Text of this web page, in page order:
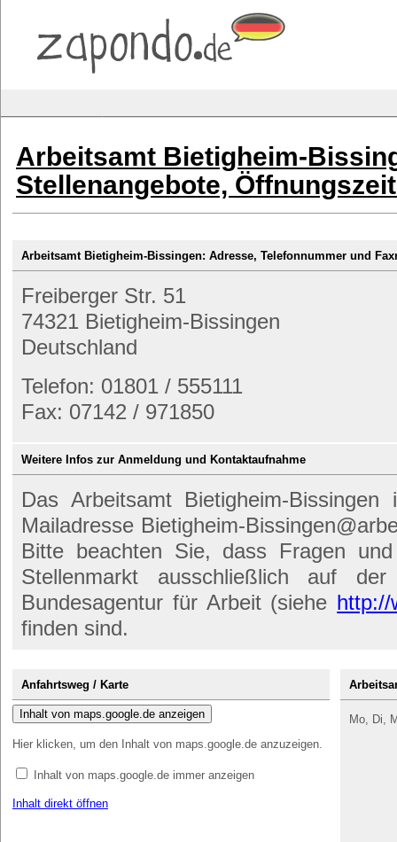
Arbeitsamt Bietigheim-
Stellenangebote,
Arbeitsamt Bietigheim-Bissingen: Adresse, Telefonnummer und
Freiberger Str. 51
74321 Bietigheim-Bissingen
Deutschland
Telefon: 01801 / 555111
Fax: 07142 / 971850
Weitere Infos zur Anmeldung und Kontaktaufnahme
Das Arbeitsamt Bietigheim-
Mailadresse Bietigheim-
Bitte beachten Sie, dass Fragen
Stellenmarkt ausschließlich auf
Bundesagentur für Arbeit (siehe http://
finden sind.
Anfahrtsweg / Karte
Inhalt von maps.google.de anzeigen
Hier klicken, um den Inhalt von maps.google.de anzuzeigen.
Inhalt von maps.google.de immer anzeigen
Inhalt direkt öffnen
Mo, Di,